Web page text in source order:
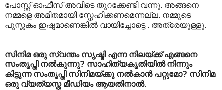
പോസ്റ്റ് ഓഫീസ് അവിടെ തുറക്കേണ്ടി വന്നു. അങ്ങനെ
നമ്മളെ അമിതമായി സ്നേഹിക്കണമെന്നല്ല. നമ്മുടെ
പുസ്തകം ഇഷ്ടമാണെങ്കില്‍ വായിച്ചോട്ടെ . അത്രേയുള്ളു.
സിനിമ ഒരു സ്വന്തം സൃഷ്ടി എന്ന നിലയ്ക്ക് എങ്ങനെ
സംതൃപ്തി നല്‍കുന്നു? സാഹിത്യകൃതിയില്‍ നിന്നും
കിട്ടുന്ന സംതൃപ്തി സിനിമയ്ക്കു നല്‍കാന്‍ പറ്റുമോ? സിനിമ
ഒരു വ്യത്യസ്ത മീഡിയം ആയതിനാല്‍.